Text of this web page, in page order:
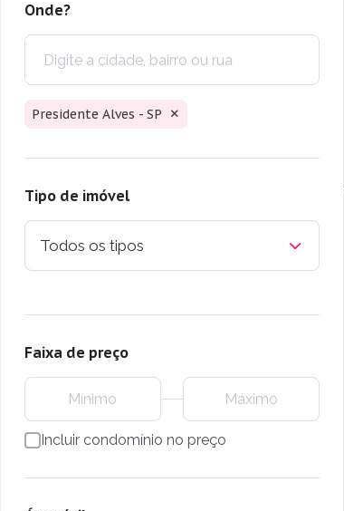
Onde?
Presidente Alves - SP
Tipo de imóvel
Todos os tipos
Faixa de preço
Incluir condomínio no preço